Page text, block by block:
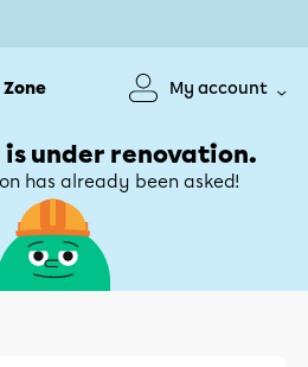
My account
is under renovation.
has already been asked!